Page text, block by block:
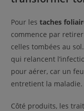
Pour lestaches
commence par
celles tombées au
qui relancent
pour aérer, car un
entretient la maladie.
Côté produits, les